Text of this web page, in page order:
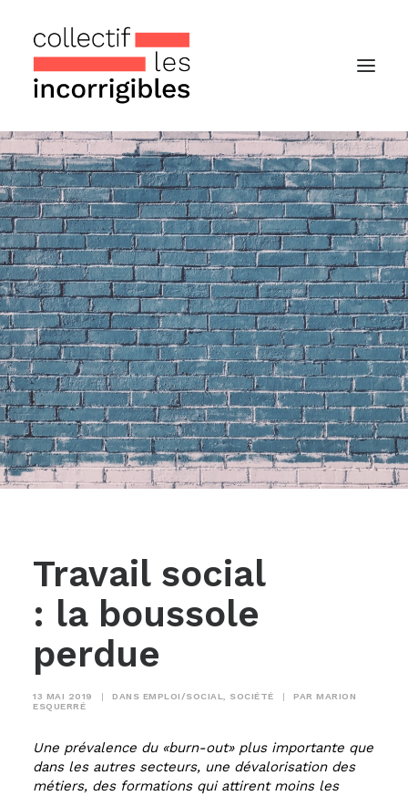
Accueil
Le collectif
Nos actualités
Notre « Incolettre » mensuelle
Recherche
Travail social
: la boussole
perdue
13 MAI 2019 | DANS EMPLOI/SOCIAL SOCIÉTÉ | PAR MARION
ESQUERRÉ
Une prévalence du «burn-out» plus importante que
dans les autres secteurs, une dévalorisation des
métiers, des formations qui attirent moins les